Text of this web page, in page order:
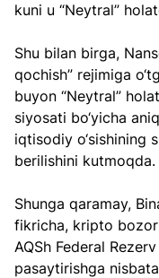
kuni u “Neytral”
Shu bilan birga,
qochish” rejimiga
buyon “Neytral”
siyosati bo‘yicha
iqtisodiy o‘sishining
berilishini kutmoqda.
Shunga qaramay,
fikricha, kripto
AQSh Federal
pasaytirishga